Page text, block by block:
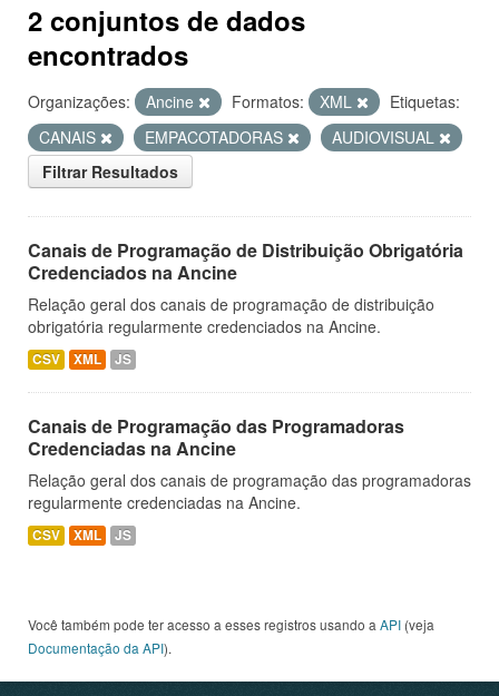
2 conjuntos de dados
encontrados
Organizações: Ancine Formatos: XML
Etiquetas:
CANAIS
EMPACOTADORAS
AUDIOVISUAL
Filtrar Resultados
Canais de Programação de Distribuição Obrigatória
Credenciados na Ancine
Relação geral dos canais de programação de distribuição
obrigatória regularmente credenciados na Ancine.
CSV XML JS
Canais de Programação das Programadoras
Credenciadas na Ancine
Relação geral dos canais de programação das programadoras
regularmente credenciadas na Ancine.
CSV XML JS
Você também pode ter acesso a esses registros usando a API (veja
Documentação da API).